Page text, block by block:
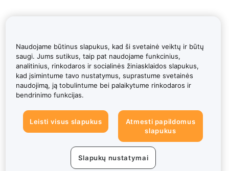
Naudojame būtinus slapukus, kad ši svetainė veiktų ir būtų
saugi. Jums sutikus, taip pat naudojame funkcinius,
analitinius, rinkodaros ir socialinės žiniasklaidos slapukus,
kad įsimintume tavo nustatymus, suprastume svetainės
naudojimą, ją tobulintume bei palaikytume rinkodaros ir
bendrinimo funkcijas.
Leisti visus slapukus
Atmesti papildomus
slapukus
Slapukų nustatymai